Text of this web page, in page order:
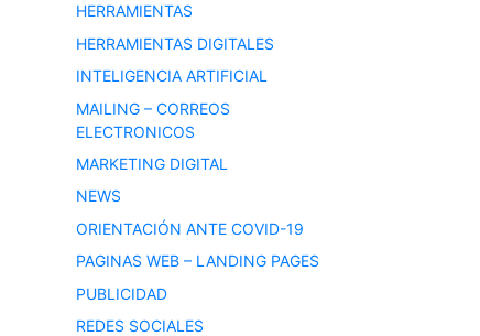
HERRAMIENTAS
HERRAMIENTAS DIGITALES
INTELIGENCIA ARTIFICIAL
MAILING – CORREOS
ELECTRONICOS
MARKETING DIGITAL
NEWS
ORIENTACIÓN ANTE COVID-19
PAGINAS WEB – LANDING PAGES
PUBLICIDAD
REDES SOCIALES